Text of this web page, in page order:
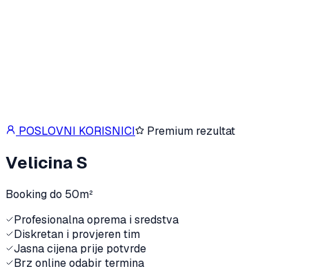
POSLOVNI KORISNICI Premium rezultat
Velicina S
Booking do 50m²
Profesionalna oprema i sredstva
Diskretan i provjeren tim
Jasna cijena prije potvrde
Brz online odabir termina